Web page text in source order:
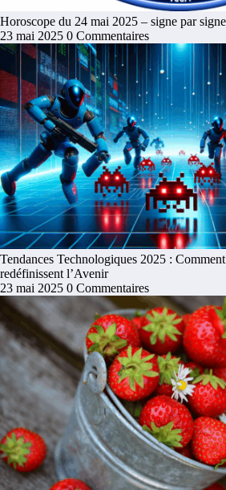
Horoscope du 24 mai 2025 – signe par signe
23 mai 2025 0 Commentaires
Tendances Technologiques 2025 :
redéfinissent l’Avenir
23 mai 2025 0 Commentaires